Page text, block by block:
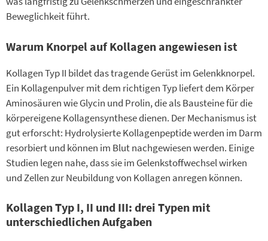
Beweglichkeit führt.
Warum Knorpel auf Kollagen angewiesen ist
Kollagen Typ II bildet das tragende Gerüst im Gelenkknorpel.
Ein Kollagenpulver mit dem richtigen Typ liefert dem Körper
Aminosäuren wie Glycin und Prolin, die als Bausteine für die
körpereigene Kollagensynthese dienen. Der Mechanismus ist
gut erforscht: Hydrolysierte Kollagenpeptide werden im Darm
resorbiert und können im Blut nachgewiesen werden. Einige
Studien legen nahe, dass sie im Gelenkstoffwechsel wirken
und Zellen zur Neubildung von Kollagen anregen können.
Kollagen Typ I, II und III: drei Typen mit
unterschiedlichen Aufgaben